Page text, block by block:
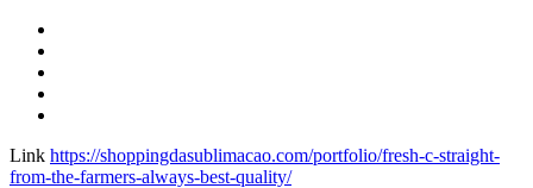
Link https://shoppingdasublimacao.com/portfolio/fresh-c-straight-
from-the-farmers-always-best-quality/